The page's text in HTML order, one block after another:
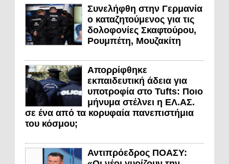
Συνελήφθη στην Γερμανία
ο καταζητούμενος για τις
δολοφονίες Σκαφτούρου,
Ρουμπέτη, Μουζακίτη
Απορρίφθηκε
εκπαιδευτική άδεια για
υποτροφία στο Tufts: Ποιο
μήνυμα στέλνει η ΕΛ.ΑΣ.
σε ένα από τα κορυφαία πανεπιστήμια
του κόσμου;
Αντιπρόεδρος ΠΟΑΣΥ: